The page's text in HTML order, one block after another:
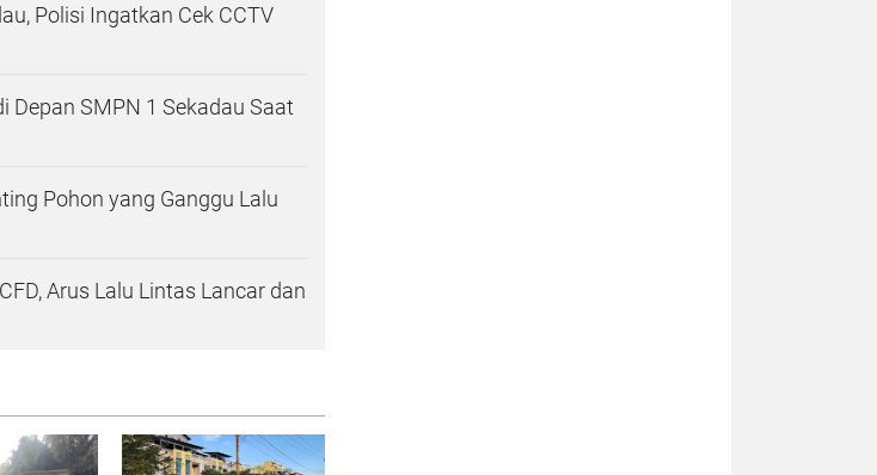
Polisi Ingatkan Cek CCTV
Depan SMPN 1 Sekadau Saat
Pohon yang Ganggu Lalu
Arus Lalu Lintas Lancar dan